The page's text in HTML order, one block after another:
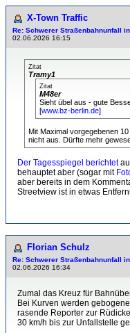
X-Town Traffic
Re: Schwerer Straßenbahnunfall
02.06.2026 16:15
Zitat
Tramy1
Zitat
M48er
Sieht übel aus - gute
[www.bz-berlin.de]
Mit Maximal vorgegebenen
nicht aus. Dürfte mehr
Der Tagesspiegel berichtet
behauptet aber (sogar mit
aber bereits in dem
Streetview ist in etwas
Florian Schulz
Re: Schwerer Straßenbahnunfall
02.06.2026 16:34
Zumal das Kreuz für
Bei Kurven werden
rasende Reporter zur
30 km/h bis zur Unfallstelle